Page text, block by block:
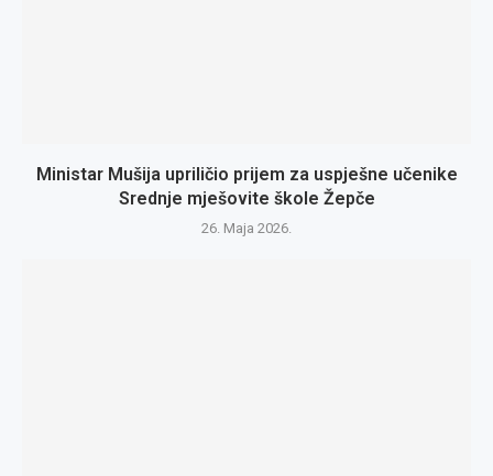
Ministar Mušija upriličio prijem za uspješne učenike
Srednje mješovite škole Žepče
26. Maja 2026.